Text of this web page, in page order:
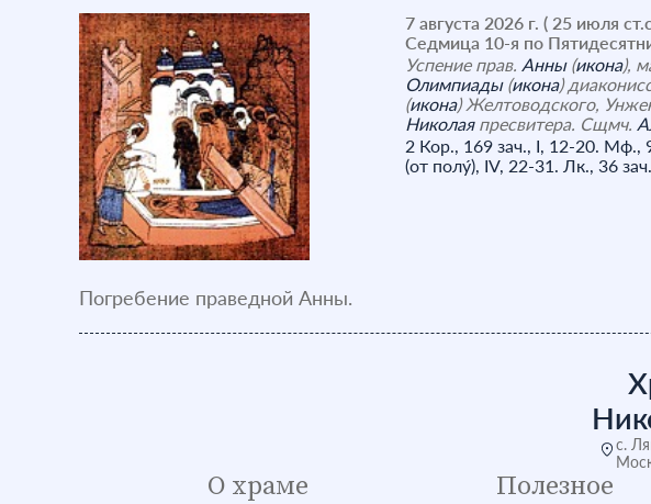
Погребение праведной Анны.
7 августа 2026 г. ( 25 июля
Седмица 10-я по
Успение прав. Анны(икона),
Олимпиады(икона)
(икона) Желтоводского,
Николаяпресвитера. Сщмч.
2 Кор., 169 зач., I, 12-20. Мф.,
(от полу́), IV, 22-31.
Лк., 36
с.
О храме Полезное